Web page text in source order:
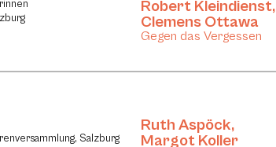
Robert Kleindienst,
Clemens Ottawa
Gegen das Vergessen
Salzburg
Ruth Aspöck,
Margot Koller